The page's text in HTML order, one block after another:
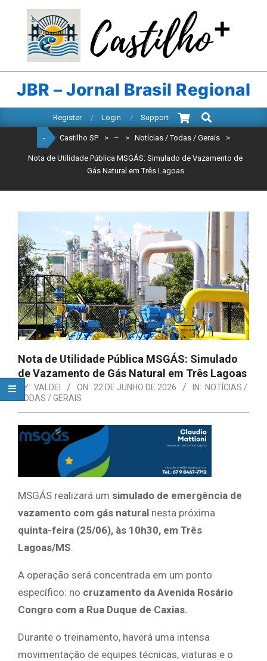
content
CASTILHO
SP
JBR – Jornal Brasil Regional
Navigation
Register Login Support
Search
- Castilho SP > – > Notícias / Todas / Gerais >
Nota de Utilidade Pública MSGÁS: Simulado de Vazamento de
Gás Natural em Três Lagoas
Nota de Utilidade Pública MSGÁS: Simulado
de Vazamento de Gás Natural em Três Lagoas
BY: VALDEI ON: 22 DE JUNHO DE 2026 IN: NOTÍCIAS /
TODAS / GERAIS
MSGÁS realizará um simulado de emergência de
vazamento com gás natural nesta próxima
quinta-feira (25/06), às 10h30, em Três
Lagoas/MS
A operação será concentrada em um ponto
específico: no cruzamento da Avenida Rosário
Congro com a Rua Duque de Caxias.
Durante o treinamento, haverá uma intensa
movimentação de equipes técnicas, viaturas e o